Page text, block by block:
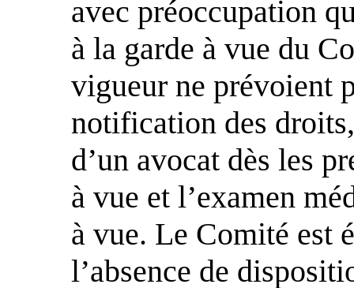
avec préoccupation
à la garde à vue du
vigueur ne prévoient
notification des
d’un avocat dès les
à vue et l’examen
à vue. Le Comité est
l’absence de